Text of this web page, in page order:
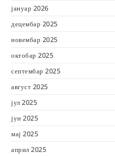
јануар 2026
децембар 2025
новембар 2025
октобар 2025
септембар 2025
август 2025
јул 2025
јун 2025
мај 2025
април 2025